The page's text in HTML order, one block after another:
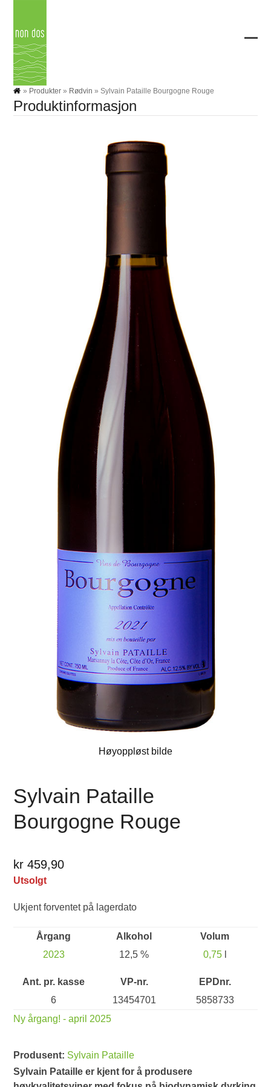
content
» Produkter » Rødvin »Sylvain Pataille Bourgogne Rouge
Produktinformasjon
Høyoppløst bilde
Sylvain Pataille
Bourgogne Rouge
kr 459,90
Utsolgt
Ukjent forventet på lagerdato
Årgang
2023
Alkohol
12,5 %
Volum
0,75l
Ant. pr. kasse
6
VP-nr.
13454701
EPDnr.
5858733
Ny årgang! - april 2025
Produsent: Sylvain Pataille
Sylvain Pataille er kjent for å produsere